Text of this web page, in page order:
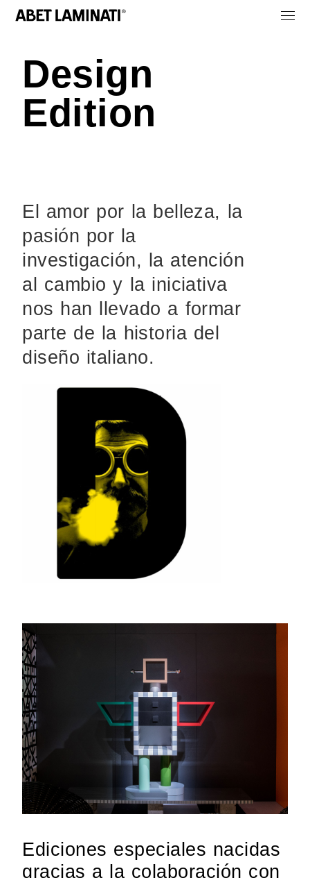
Design
Edition
El amor por la belleza, la
pasión por la
investigación, la atención
al cambio y la iniciativa
nos han llevado a formar
parte de la historia del
diseño italiano.
Ediciones especiales nacidas
gracias a la colaboración con